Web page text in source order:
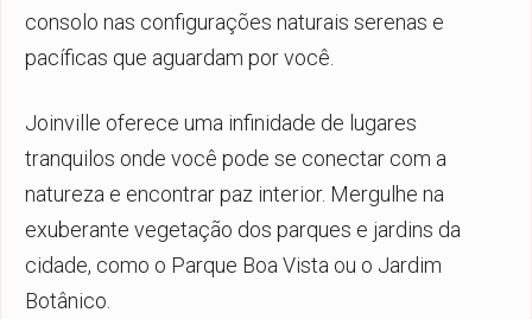
consolo nas configurações naturais serenas e
pacíficas que aguardam por você.
Joinville oferece uma infinidade de lugares
tranquilos onde você pode se conectar com a
natureza e encontrar paz interior. Mergulhe na
exuberante vegetação dos parques e jardins da
cidade, como o Parque Boa Vista ou o Jardim
Botânico.